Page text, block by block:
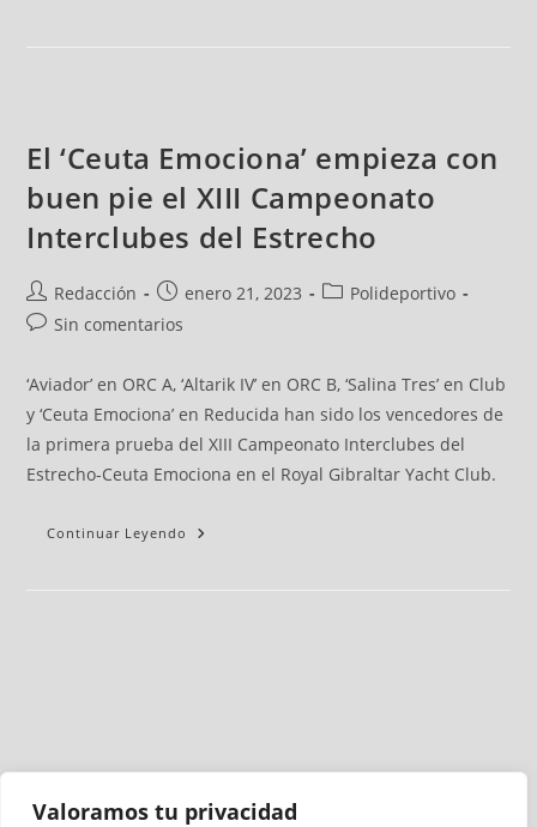
Valoramos tu privacidad
El ‘Ceuta Emociona’ empieza con
buen pie el XIII Campeonato
Interclubes del Estrecho
Redacción enero 21, 2023
Polideportivo
Sin comentarios
‘Aviador’ en ORC A, ‘Altarik IV’ en ORC B, ‘Salina Tres’ en Club
y ‘Ceuta Emociona’ en Reducida han sido los vencedores de
la primera prueba del XIII Campeonato Interclubes del
Estrecho-Ceuta Emociona en el Royal Gibraltar Yacht Club.
Continuar Leyendo